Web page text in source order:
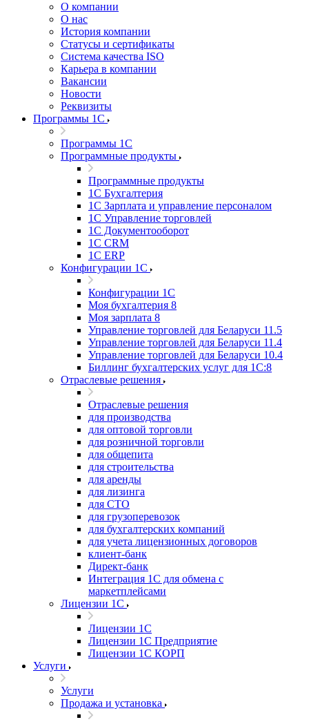
О компании
О нас
История компании
Статусы и сертификаты
Система качества ISO
Карьера в компании
Вакансии
Новости
Реквизиты
Программы 1С
Программы 1С
Программные продукты
Программные продукты
1С Бухгалтерия
1С Зарплата и управление персоналом
1С Управление торговлей
1С Документооборот
1С CRM
1С ERP
Конфигурации 1С
Конфигурации 1С
Моя бухгалтерия 8
Моя зарплата 8
Управление торговлей для Беларуси 11.5
Управление торговлей для Беларуси 11.4
Управление торговлей для Беларуси 10.4
Биллинг бухгалтерских услуг для 1С:8
Отраслевые решения
Отраслевые решения
для производства
для оптовой торговли
для розничной торговли
для общепита
для строительства
для аренды
для лизинга
для СТО
для грузоперевозок
для бухгалтерских компаний
для учета лицензионных договоров
клиент-банк
Директ-банк
Интеграция 1C для обмена с
маркетплейсами
Лицензии 1С
Лицензии 1С
Лицензии 1С Предприятие
Лицензии 1С КОРП
Услуги
Услуги
Продажа и установка